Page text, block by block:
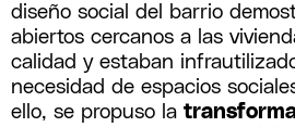
diseño social del barrio
abiertos cercanos a las
calidad y estaban
necesidad de espacios
ello, se propuso la